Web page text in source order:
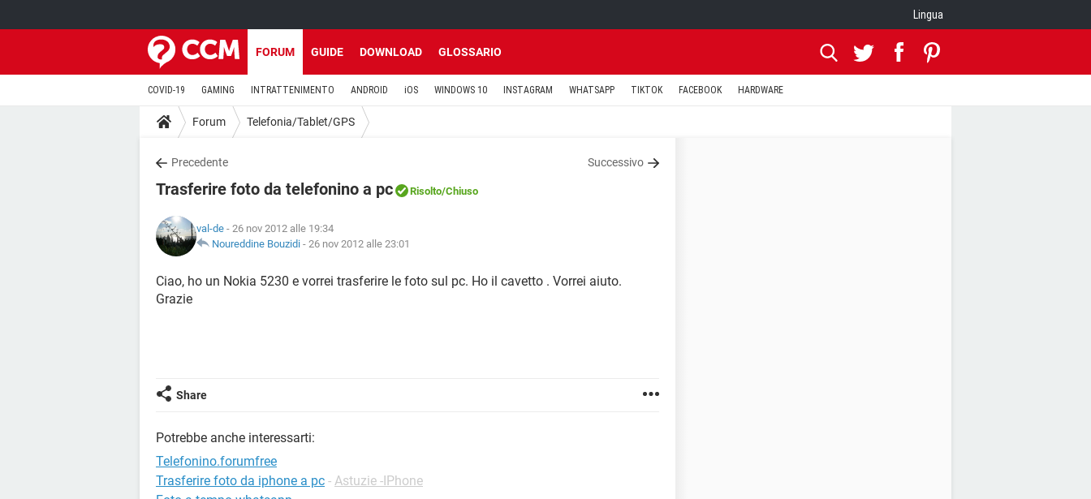
Lingua
FORUM GUIDE DOWNLOAD GLOSSARIO
COVID-19 GAMING INTRATTENIMENTO ANDROID iOS WINDOWS 10 INSTAGRAM WHATSAPP TIKTOK FACEBOOK HARDWARE
Forum Telefonia/Tablet/GPS
Precedente Successivo
Trasferire foto da telefonino a pc Risolto/Chiuso
val-de - 26 nov 2012 alle 19:34
Noureddine Bouzidi - 26 nov 2012 alle 23:01
Ciao, ho un Nokia 5230 e vorrei trasferire le foto sul pc. Ho il cavetto . Vorrei aiuto.
Grazie
Share
Potrebbe anche interessarti:
Telefonino.forumfree
Trasferire foto da iphone a pc - Astuzie -IPhone